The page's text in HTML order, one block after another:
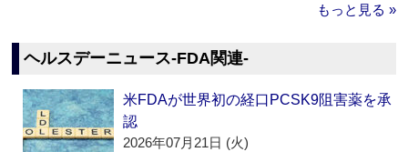
もっと見る »
ヘルスデーニュース‐FDA関連‐
米FDAが世界初の経口PCSK9阻害薬を承
認
2026年07月21日 (火)